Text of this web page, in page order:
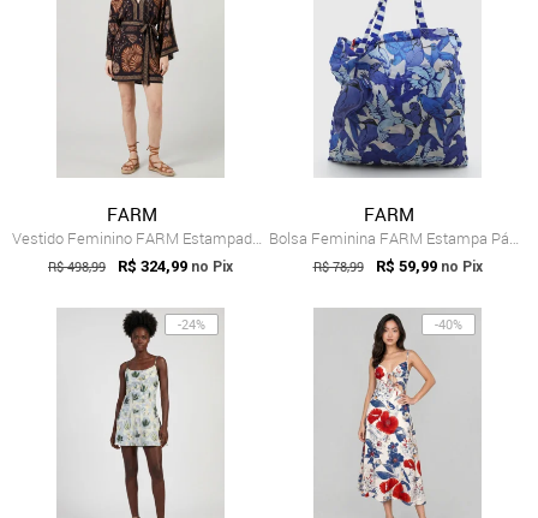
FARM
Vestido Feminino FARM Estampado Curto Preto
R$ 498,99 R$ 324,99 no Pix
FARM
Bolsa Feminina FARM Estampa Pássaros Azul
R$ 78,99 R$ 59,99 no Pix
-24% -40%